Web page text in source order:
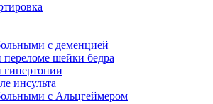
с деменцией
переломе шейки бедра
гипертонии
инсульта
с Альцгеймером